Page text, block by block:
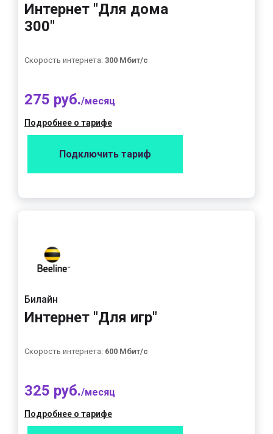
Интернет "Для дома
300"
Скорость интернета: 300 Мбит/с
275 руб./месяц
Подробнее о тарифе
Подключить тариф
Билайн
Интернет "Для игр"
Скорость интернета: 600 Мбит/с
325 руб./месяц
Подробнее о тарифе